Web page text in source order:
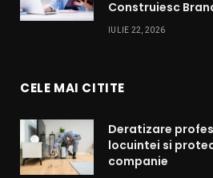
Construiesc
IULIE 22, 2026
CELE MAI CITITE
Deratizare
locuintei si
companie